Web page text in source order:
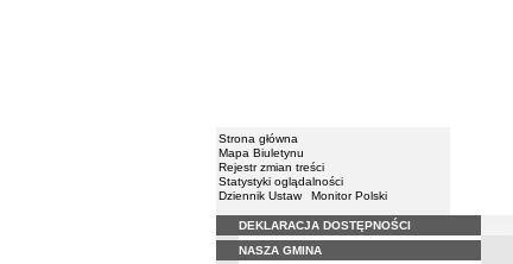
Strona główna
Mapa Biuletynu
Rejestr zmian treści
Statystyki oglądalności
Dziennik Ustaw
Monitor Polski
Menu
DEKLARACJA DOSTĘPNOŚCI
NASZA GMINA